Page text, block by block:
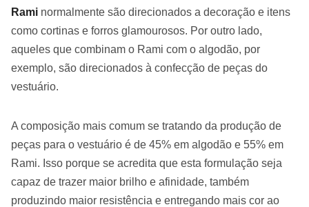
Rami normalmente são direcionados a decoração e itens
como cortinas e forros glamourosos. Por outro lado,
aqueles que combinam o Rami com o algodão, por
exemplo, são direcionados à confecção de peças do
vestuário.
A composição mais comum se tratando da produção de
peças para o vestuário é de 45% em algodão e 55% em
Rami. Isso porque se acredita que esta formulação seja
capaz de trazer maior brilho e afinidade, também
produzindo maior resistência e entregando mais cor ao